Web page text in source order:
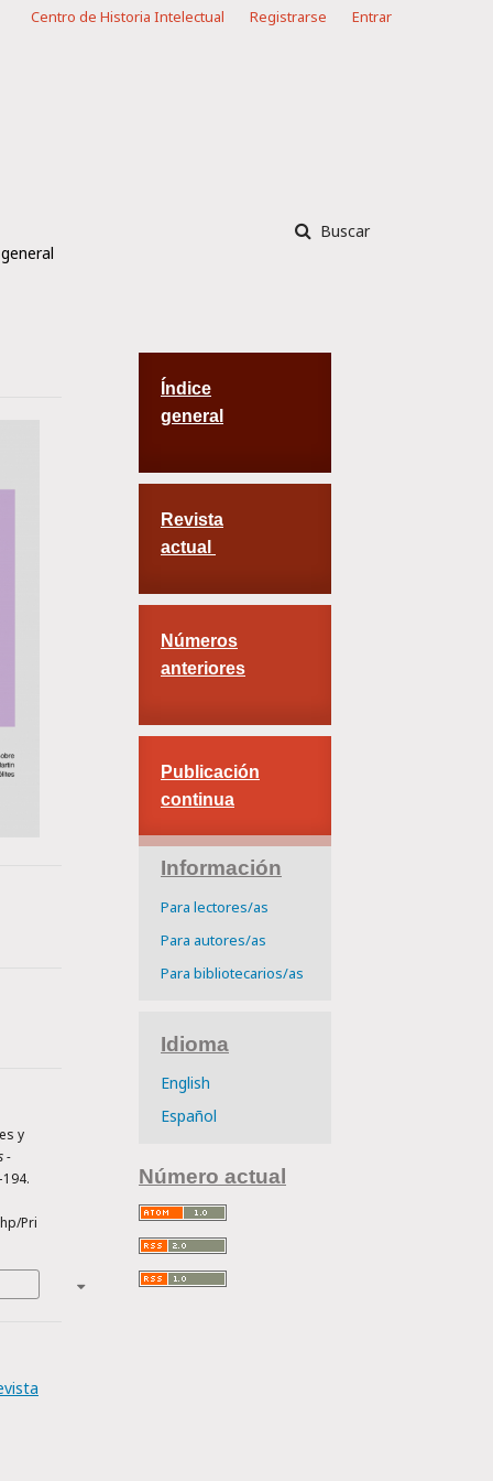
Buscar
Centro de Historia Intelectual Registrarse Entrar
y
-
Pri
Índice
general
Revista
actual
Números
anteriores
Publicación
continua
Información
Para lectores/as
Para autores/as
Para bibliotecarios/as
Idioma
English
Español
Número actual